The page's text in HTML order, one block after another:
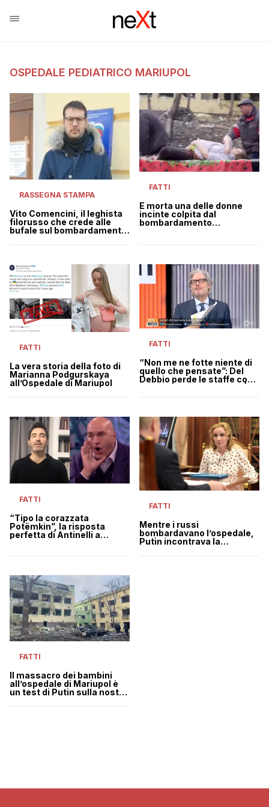
OSPEDALE PEDIATRICO MARIUPOL
RASSEGNA STAMPA
Vito Comencini, il leghista
filorusso che crede alle
bufale sul bombardamento
FATTI
È morta una delle donne
incinte colpita dal
bombardamento
FATTI
La vera storia della foto di
Marianna Podgurskaya
all’Ospedale di Mariupol
FATTI
“Non me ne fotte niente di
quello che pensate”: Del
Debbio perde le staffe con i
FATTI
“Tipo la corazzata
Potëmkin”, la risposta
perfetta di Antinelli a
FATTI
Mentre i russi
bombardavano l’ospedale,
Putin incontrava la
FATTI
Il massacro dei bambini
all’ospedale di Mariupol è
un test di Putin sulla nostra